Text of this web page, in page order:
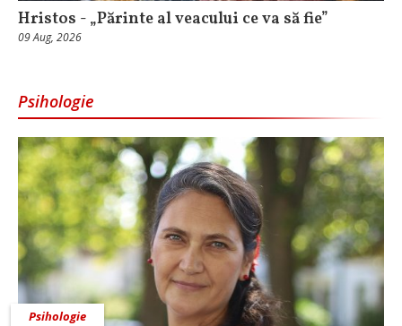
Hristos - „Părinte al veacului ce va să fie”
09 Aug, 2026
Psihologie
Psihologie